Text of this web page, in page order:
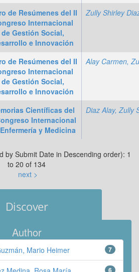
de Resúmenes del II
Internacional
de Gestión Social,
e Innovación
de Resúmenes del II
Internacional
de Gestión Social,
e Innovación
Científicas del
Internacional
y Medicina
Diaz Alay, Zully
by Submit Date in Descending order): 1
to 20 of 134
next >
Discover
Author
7
Mario Heimer
6